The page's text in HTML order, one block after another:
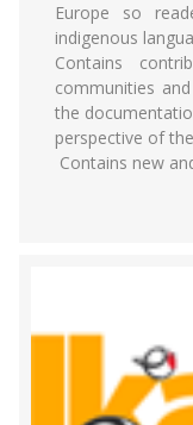
Europe so
indigenous
Contains
communities
the
perspective of
Contains new